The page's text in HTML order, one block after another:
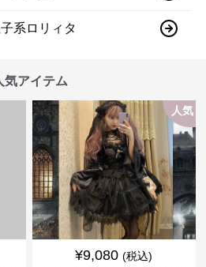
系ロリィタ
気アイテム
人気
¥9,080 (税込)